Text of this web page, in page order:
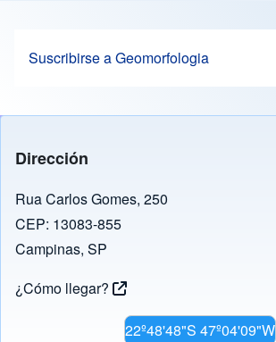
Suscribirse a Geomorfologia
Dirección
Rua Carlos Gomes, 250
CEP: 13083-855
Campinas, SP
¿Cómo llegar?
22º48'48"S 47º04'09"W